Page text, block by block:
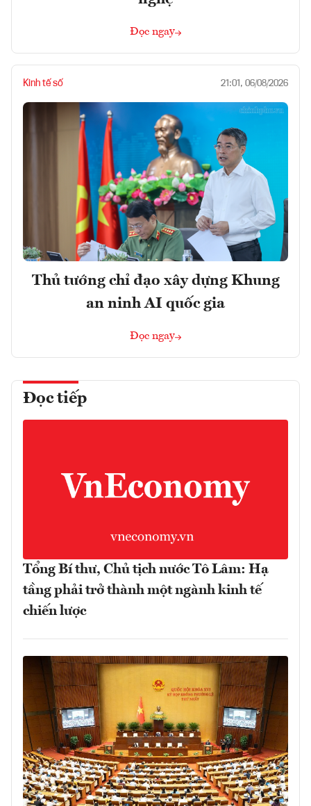
Đọc ngay
Kinh tế số 21:01, 06/08/2026
Thủ tướng chỉ đạo xây dựng Khung
an ninh AI quốc gia
Đọc ngay
Đọc tiếp
Tổng Bí thư, Chủ tịch nước Tô Lâm: Hạ
tầng phải trở thành một ngành kinh tế
chiến lược